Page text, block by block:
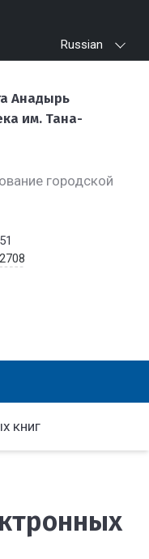
Russian
Анадырь
им. Тана-
городской
книг